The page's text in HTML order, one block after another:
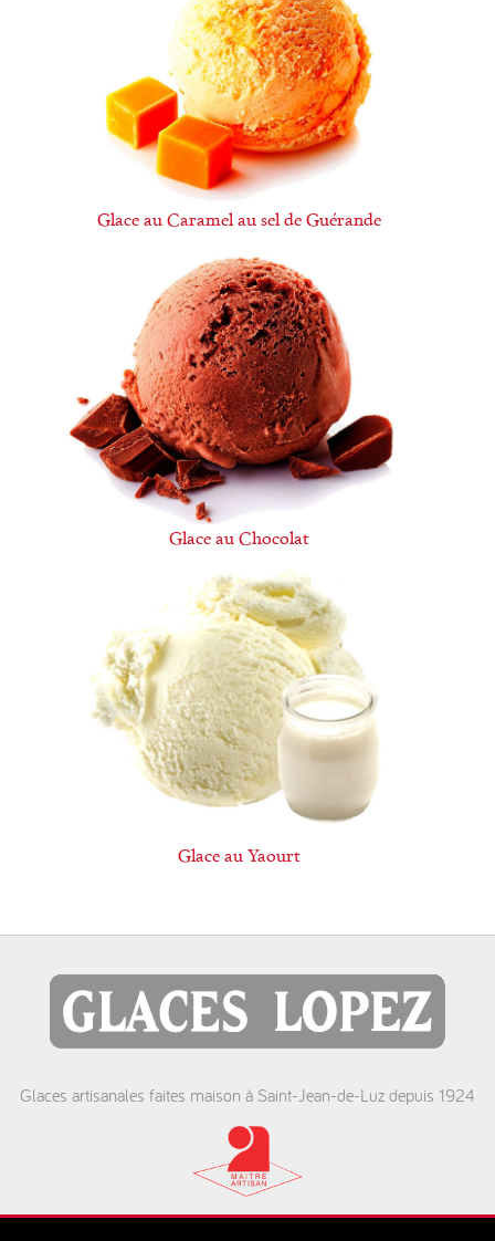
Glace au Caramel au sel de Guérande
Glace au Chocolat
Glace au Yaourt
Glaces artisanales faites maison à Saint-Jean-de-Luz depuis 1924